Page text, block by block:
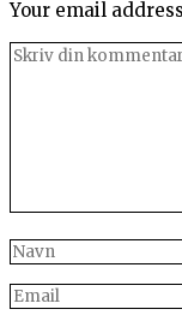
Your email